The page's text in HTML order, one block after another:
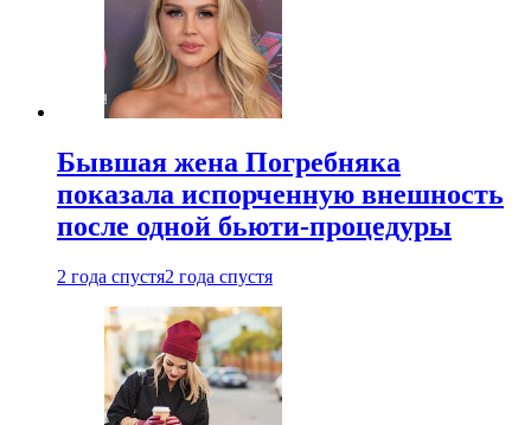
Бывшая жена Погребняка
показала испорченную внешность
после одной бьюти-процедуры
2 года спустя2 года спустя